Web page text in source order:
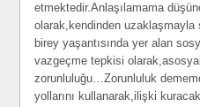
etmektedir.Anlaşılamama
olarak,kendinden
birey yaşantısında yer alan
vazgeçme tepkisi
zorunluluğu…Zorunluluk
yollarını kullanarak,ilişki